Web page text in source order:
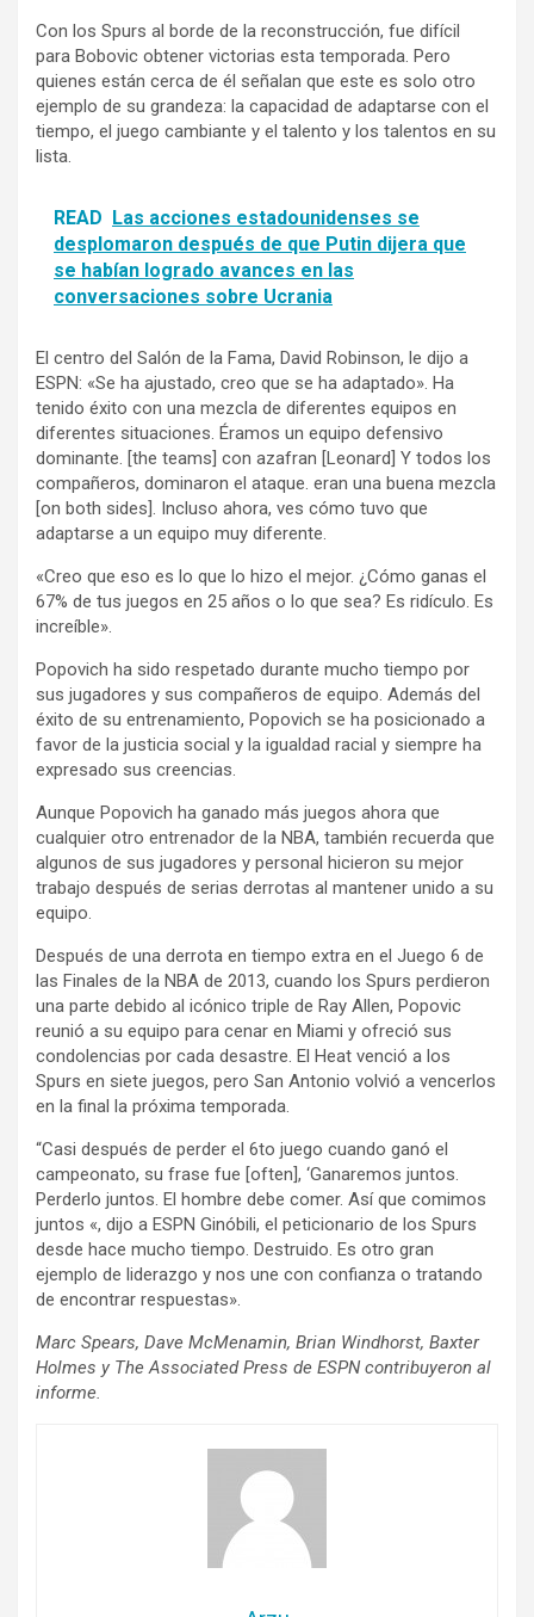
Con los Spurs al borde de la reconstrucción, fue difícil
para Bobovic obtener victorias esta temporada. Pero
quienes están cerca de él señalan que este es solo otro
ejemplo de su grandeza: la capacidad de adaptarse con el
tiempo, el juego cambiante y el talento y los talentos en su
lista.
READ Las acciones estadounidenses se
desplomaron después de que Putin dijera que
se habían logrado avances en las
conversaciones sobre Ucrania
El centro del Salón de la Fama, David Robinson, le dijo a
ESPN: «Se ha ajustado, creo que se ha adaptado». Ha
tenido éxito con una mezcla de diferentes equipos en
diferentes situaciones. Éramos un equipo defensivo
dominante. [the teams] con azafran [Leonard] Y todos los
compañeros, dominaron el ataque. eran una buena mezcla
[on both sides]. Incluso ahora, ves cómo tuvo que
adaptarse a un equipo muy diferente.
«Creo que eso es lo que lo hizo el mejor. ¿Cómo ganas el
67% de tus juegos en 25 años o lo que sea? Es ridículo. Es
increíble».
Popovich ha sido respetado durante mucho tiempo por
sus jugadores y sus compañeros de equipo. Además del
éxito de su entrenamiento, Popovich se ha posicionado a
favor de la justicia social y la igualdad racial y siempre ha
expresado sus creencias.
Aunque Popovich ha ganado más juegos ahora que
cualquier otro entrenador de la NBA, también recuerda que
algunos de sus jugadores y personal hicieron su mejor
trabajo después de serias derrotas al mantener unido a su
equipo.
Después de una derrota en tiempo extra en el Juego 6 de
las Finales de la NBA de 2013, cuando los Spurs perdieron
una parte debido al icónico triple de Ray Allen, Popovic
reunió a su equipo para cenar en Miami y ofreció sus
condolencias por cada desastre. El Heat venció a los
Spurs en siete juegos, pero San Antonio volvió a vencerlos
en la final la próxima temporada.
“Casi después de perder el 6to juego cuando ganó el
campeonato, su frase fue [often], ‘Ganaremos juntos.
Perderlo juntos. El hombre debe comer. Así que comimos
juntos «, dijo a ESPN Ginóbili, el peticionario de los Spurs
desde hace mucho tiempo. Destruido. Es otro gran
ejemplo de liderazgo y nos une con confianza o tratando
de encontrar respuestas».
Marc Spears, Dave McMenamin, Brian Windhorst, Baxter
Holmes y The Associated Press de ESPN contribuyeron al
informe.